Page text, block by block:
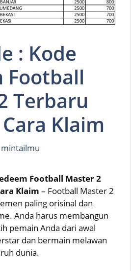
: Kode
Football
Terbaru
Klaim
mintailmu
Football Master 2
Klaim – Football Master 2
paling orisinal dan
Anda harus membangun
pemain Anda dari awal
dan bermain melawan
dunia.